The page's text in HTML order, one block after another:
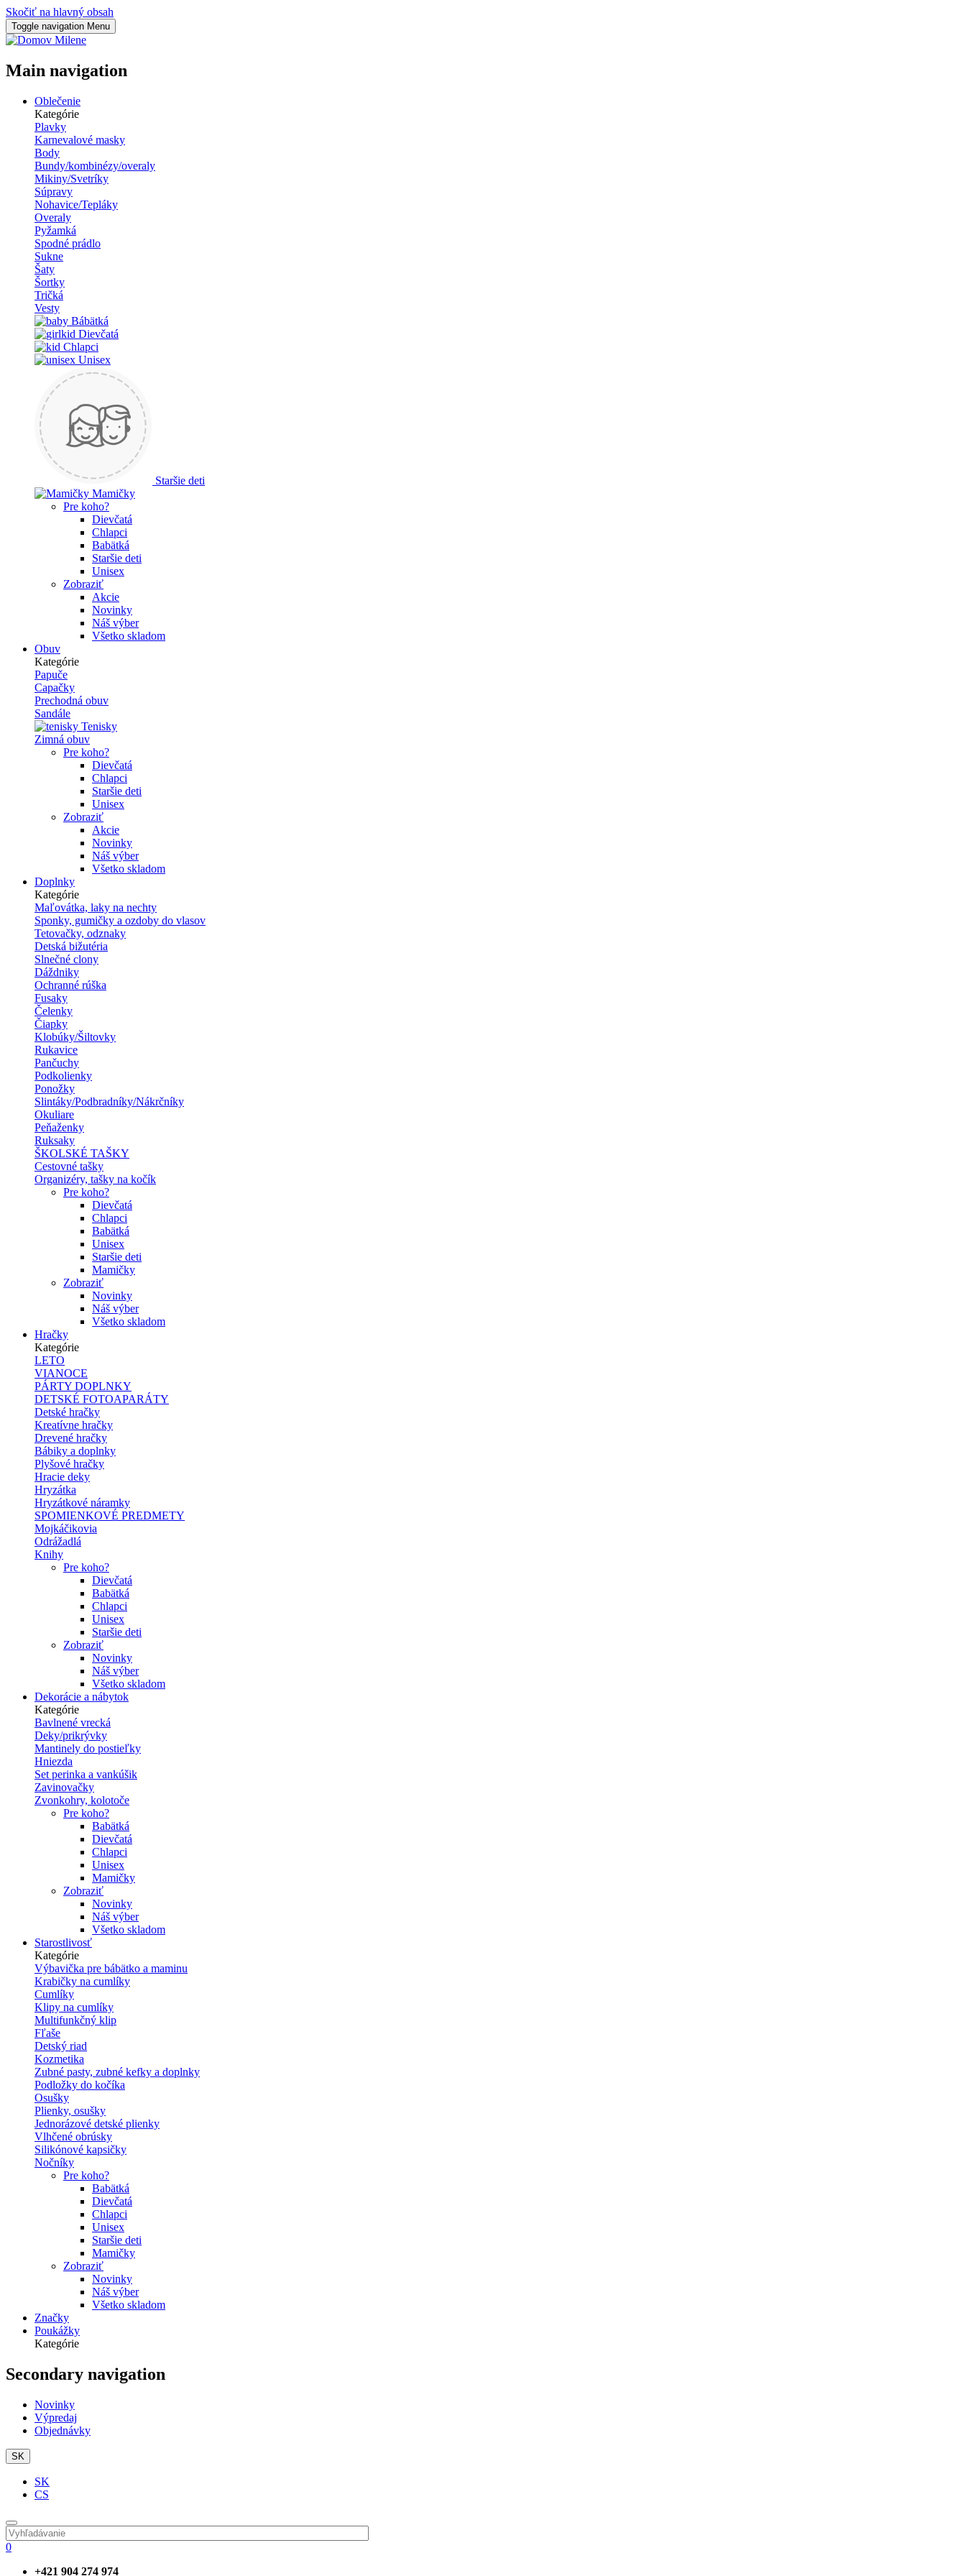
Skočiť na hlavný obsah
Toggle navigation Menu
Milene
Main navigation
Oblečenie
Kategórie
Plavky
Karnevalové masky
Body
Bundy/kombinézy/overaly
Mikiny/Svetríky
Súpravy
Nohavice/Tepláky
Overaly
Pyžamká
Spodné prádlo
Sukne
Šaty
Šortky
Tričká
Vesty
Bábätká
Dievčatá
Chlapci
Unisex
Staršie deti
Mamičky
Pre koho?
Dievčatá
Chlapci
Babätká
Staršie deti
Unisex
Zobraziť
Akcie
Novinky
Náš výber
Všetko skladom
Obuv
Kategórie
Papuče
Capačky
Prechodná obuv
Sandále
Tenisky
Zimná obuv
Pre koho?
Dievčatá
Chlapci
Staršie deti
Unisex
Zobraziť
Akcie
Novinky
Náš výber
Všetko skladom
Doplnky
Kategórie
Maľovátka, laky na nechty
Sponky, gumičky a ozdoby do vlasov
Tetovačky, odznaky
Detská bižutéria
Slnečné clony
Dáždniky
Ochranné rúška
Fusaky
Čelenky
Čiapky
Klobúky/Šiltovky
Rukavice
Pančuchy
Podkolienky
Ponožky
Slintáky/Podbradníky/Nákrčníky
Okuliare
Peňaženky
Ruksaky
ŠKOLSKÉ TAŠKY
Cestovné tašky
Organizéry, tašky na kočík
Pre koho?
Dievčatá
Chlapci
Babätká
Unisex
Staršie deti
Mamičky
Zobraziť
Novinky
Náš výber
Všetko skladom
Hračky
Kategórie
LETO
VIANOCE
PÁRTY DOPLNKY
DETSKÉ FOTOAPARÁTY
Detské hračky
Kreatívne hračky
Drevené hračky
Bábiky a doplnky
Plyšové hračky
Hracie deky
Hryzátka
Hryzátkové náramky
SPOMIENKOVÉ PREDMETY
Mojkáčikovia
Odrážadlá
Knihy
Pre koho?
Dievčatá
Babätká
Chlapci
Unisex
Staršie deti
Zobraziť
Novinky
Náš výber
Všetko skladom
Dekorácie a nábytok
Kategórie
Bavlnené vrecká
Deky/prikrývky
Mantinely do postieľky
Hniezda
Set perinka a vankúšik
Zavinovačky
Zvonkohry, kolotoče
Pre koho?
Babätká
Dievčatá
Chlapci
Unisex
Mamičky
Zobraziť
Novinky
Náš výber
Všetko skladom
Starostlivosť
Kategórie
Výbavička pre bábätko a maminu
Krabičky na cumlíky
Cumlíky
Klipy na cumlíky
Multifunkčný klip
Fľaše
Detský riad
Kozmetika
Zubné pasty, zubné kefky a doplnky
Podložky do kočíka
Osušky
Plienky, osušky
Jednorázové detské plienky
Vlhčené obrúsky
Silikónové kapsičky
Nočníky
Pre koho?
Babätká
Dievčatá
Chlapci
Unisex
Staršie deti
Mamičky
Zobraziť
Novinky
Náš výber
Všetko skladom
Značky
Poukážky
Kategórie
Secondary navigation
Novinky
Výpredaj
Objednávky
SK
SK
CS
0
+421 904 274 974